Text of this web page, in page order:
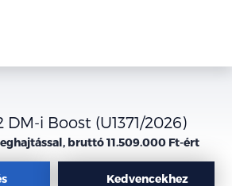
DM-i Boost (U1371/2026)
bruttó 11.509.000 Ft-ért
Kedvencekhez